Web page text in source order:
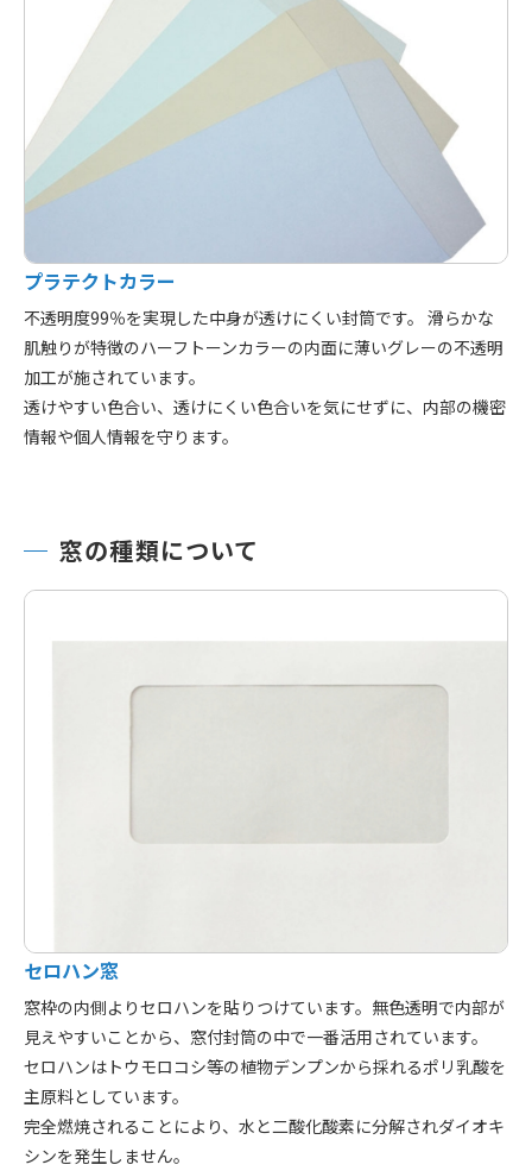
プラテクトカラー
不透明度99％を実現した中身が透けにくい封筒です。 滑らかな
肌触りが特徴のハーフトーンカラーの内面に薄いグレーの不透明
加工が施されています。
透けやすい色合い、透けにくい色合いを気にせずに、内部の機密
情報や個人情報を守ります。
窓の種類について
セロハン窓
窓枠の内側よりセロハンを貼りつけています。無色透明で内部が
見えやすいことから、窓付封筒の中で一番活用されています。
セロハンはトウモロコシ等の植物デンプンから採れるポリ乳酸を
主原料としています。
完全燃焼されることにより、水と二酸化酸素に分解されダイオキ
シンを発生しません。